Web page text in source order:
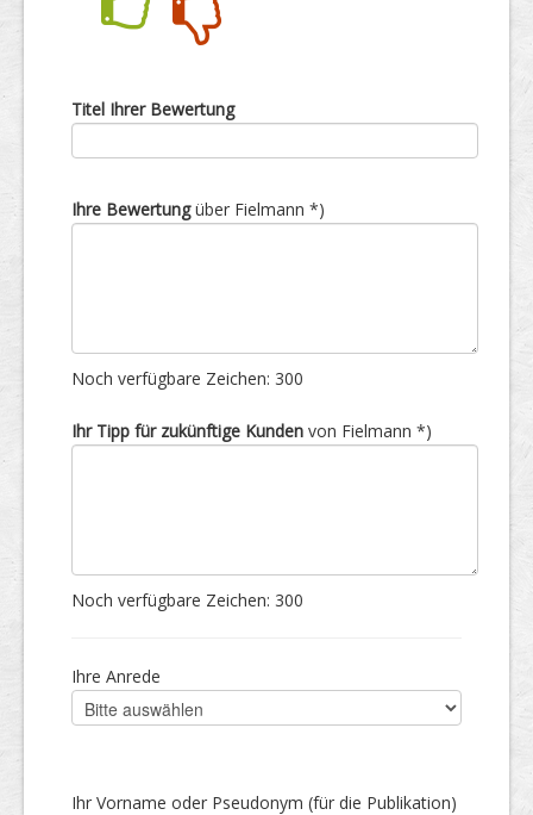
Titel Ihrer Bewertung
Ihre Bewertungüber Fielmann *)
Noch verfügbare Zeichen: 300
Ihr Tipp für zukünftige Kunden von Fielmann *)
Noch verfügbare Zeichen: 300
Ihre Anrede
Ihr Vorname oder Pseudonym (für die Publikation)